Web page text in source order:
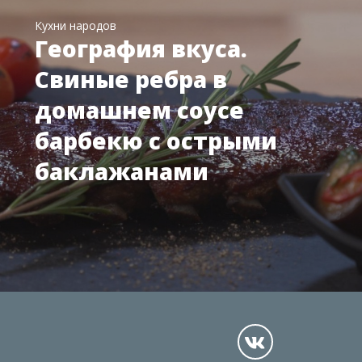
Кухни народов
География вкуса.
Свиные ребра в
домашнем соусе
барбекю с острыми
баклажанами